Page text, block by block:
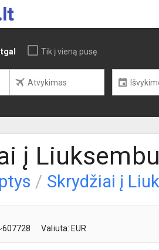
Tik į vieną pusę
į
/ Skrydžiai į
Valiuta: EUR